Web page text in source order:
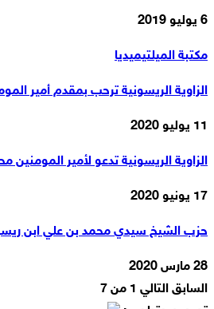
6 يوليو 2019
مكتبة الميلتيميديا
الزاوية الريسونية ترحب بمقدم أمير
11 يوليو 2020
الزاوية الريسونية تدعو لأمير
17 يونيو 2020
حزب الشيخ سيدي محمد بن علي ابن
28 مارس 2020
السابق التالي 1 من 7